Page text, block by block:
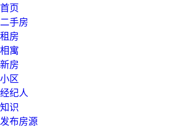
首页
二手房
租房
相寓
新房
小区
经纪人
知识
发布房源